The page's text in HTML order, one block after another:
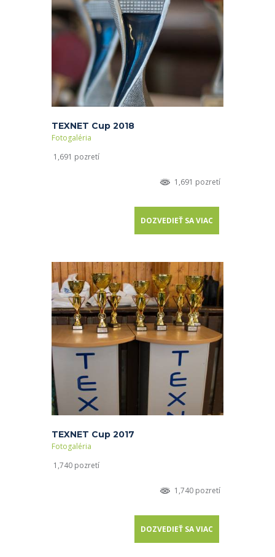
TEXNET Cup 2018
Fotogaléria
1,691 pozretí
1,691 pozretí
DOZVEDIEŤ SA VIAC
TEXNET Cup 2017
Fotogaléria
1,740 pozretí
1,740 pozretí
DOZVEDIEŤ SA VIAC